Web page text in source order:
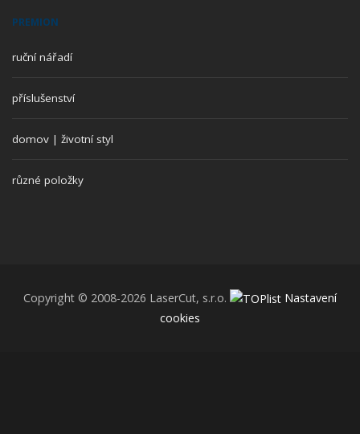
PREMION
ruční nářadí
příslušenství
domov | životní styl
různé položky
Copyright © 2008-2026 LaserCut, s.r.o.
Nastavení
cookies